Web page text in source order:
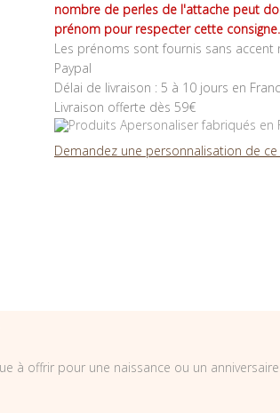
nombre de perles de l'attache peut
prénom pour respecter cette consigne.
Les prénoms sont fournis sans
Paypal
Délai de livraison : 5 à 10 jours en
Livraison offerte dès 59€
Demandez une personnalisation de
offrir pour une naissance ou un